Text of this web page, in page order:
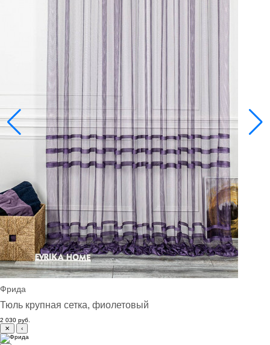
Фрида
Тюль крупная сетка, фиолетовый
2 030 руб.
✕
‹